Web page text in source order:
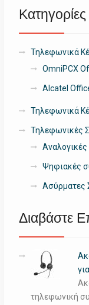
Κατηγορίες
Τηλεφωνικά
OmniPCX
Alcatel
Τηλεφωνικά
Τηλεφωνικές
Ψηφιακές
Ασύρματες
Διαβάστε
τηλεφωνική